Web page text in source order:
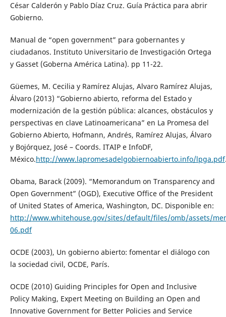
César Calderón y Pablo Díaz Cruz. Guía Práctica para abrir
Gobierno.
Manual de “open government” para gobernantes y
ciudadanos. Instituto Universitario de Investigación Ortega
y Gasset (Goberna América Latina). pp 11-22.
Güemes, M. Cecilia y Ramírez Alujas, Alvaro Ramírez Alujas,
Álvaro (2013) “Gobierno abierto, reforma del Estado y
modernización de la gestión pública: alcances, obstáculos y
perspectivas en clave Latinoamericana” en La Promesa del
Gobierno Abierto, Hofmann, Andrés, Ramírez Alujas, Álvaro
y Bojórquez, José – Coords. ITAIP e InfoDF,
México.http://www.lapromesadelgobiernoabierto.info/lpga.pdf
Obama, Barack (2009). “Memorandum on Transparency and
Open Government” (OGD), Executive Office of the President
of United States of America, Washington, DC. Disponible en:
http://www.whitehouse.gov/sites/default/files/omb/assets/
06.pdf
OCDE (2003), Un gobierno abierto: fomentar el diálogo con
la sociedad civil, OCDE, París.
OCDE (2010) Guiding Principles for Open and Inclusive
Policy Making, Expert Meeting on Building an Open and
Innovative Government for Better Policies and Service